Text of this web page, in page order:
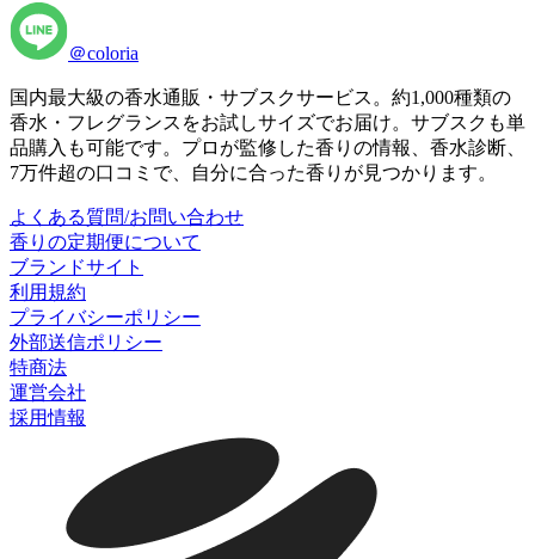
＠coloria
国内最大級の香水通販・サブスクサービス。約1,000種類の
香水・フレグランスをお試しサイズでお届け。サブスクも単
品購入も可能です。プロが監修した香りの情報、香水診断、
7万件超の口コミで、自分に合った香りが見つかります。
よくある質問/お問い合わせ
香りの定期便について
ブランドサイト
利用規約
プライバシーポリシー
外部送信ポリシー
特商法
運営会社
採用情報